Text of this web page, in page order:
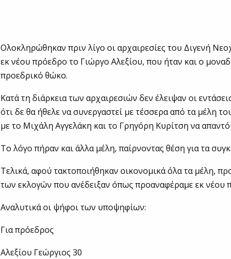
Ολοκληρώθηκαν πριν λίγο οι αρχαιρεσίες του Διγενή
εκ νέου πρόεδρο το Γιώργο Αλεξίου, που ήταν και ο
προεδρικό θώκο.
Κατά τη διάρκεια των αρχαιρεσιών δεν έλειψαν οι
ότι δε θα ήθελε να συνεργαστεί με τέσσερα από τα μέλη
με το Μιχάλη Αγγελάκη και το Γρηγόρη Κυρίτση να
Το λόγο πήραν και άλλα μέλη, παίρνοντας θέση για τα
Τελικά, αφού τακτοποιήθηκαν οικονομικά όλα τα μέλη,
των εκλογών που ανέδειξαν όπως προαναφέραμε εκ νέου
Αναλυτικά οι ψήφοι των υποψηφίων:
Για πρόεδρος
Αλεξίου Γεώργιος 30